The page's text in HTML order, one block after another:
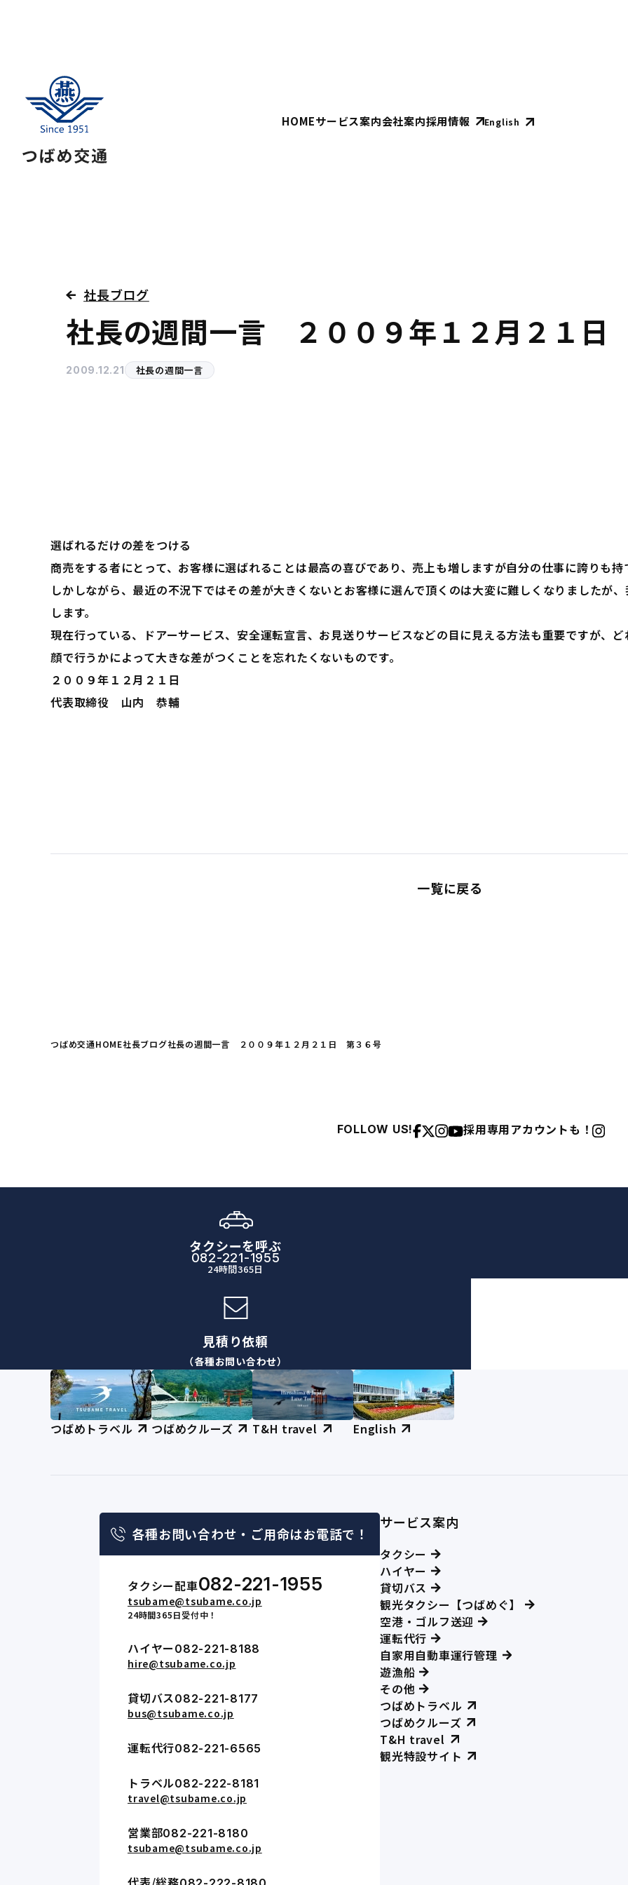
HOMEサービス案内会社案内採用情報 English
社長ブログ
社長の週間一言 ２００９年１２月２１
2009.12.21 社長の週間一言
選ばれるだけの差をつける
商売をする者にとって、お客様に選ばれることは最高の喜びであり、売上も増しますが自分の仕事に誇りも持
しかしながら、最近の不況下ではその差が大きくないとお客様に選んで頂くのは大変に難しくなりましたが
します。
現在行っている、ドアーサービス、安全運転宣言、お見送りサービスなどの目に見える方法も重要ですが、
顔で行うかによって大きな差がつくことを忘れたくないものです。
２００９年１２月２１日
代表取締役 山内 恭輔
一覧に戻る
つばめ交通HOME社長ブログ社長の週間一言 ２００９年１２月２１日 第３６号
FOLLOW US! 採用専用アカウントも！
タクシーを呼ぶ
082-221-1955
24時間365日
見積り依頼
（各種お問い合わせ）
つばめトラベル つばめクルーズ T&H travel English
各種お問い合わせ・ ご用命はお電話で！
タクシー配車082-221-1955
tsubame@tsubame.co.jp
24時間365日受付中！
ハイヤー 082-221-8188
hire@tsubame.co.jp
貸切バス082-221-8177
bus@tsubame.co.jp
運転代行082-221-6565
トラベル082-222-8181
travel@tsubame.co.jp
営業部082-221-8180
tsubame@tsubame.co.jp
サービス案内
タクシー
ハイヤー
貸切バス
観光タクシー【つばめぐ】
空港・ゴルフ送迎
運転代行
自家用自動車運行管理
遊漁船
その他
つばめトラベル
つばめクルーズ
T&H travel
観光特設サイト